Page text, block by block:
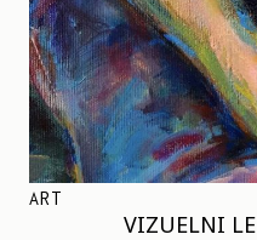
ART
VIZUELNI